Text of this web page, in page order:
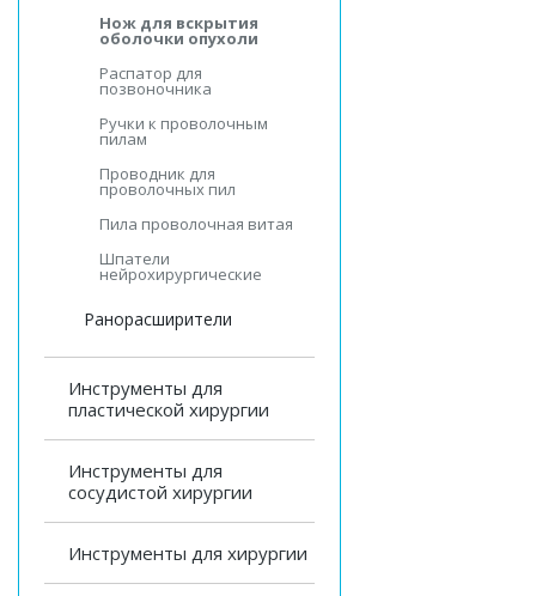
Нож для вскрытия
оболочки опухоли
Распатор для
позвоночника
Ручки к проволочным
пилам
Проводник для
проволочных пил
Пила проволочная витая
Шпатели
нейрохирургические
Ранорасширители
Инструменты для
пластической хирургии
Инструменты для
сосудистой хирургии
Инструменты для хирургии